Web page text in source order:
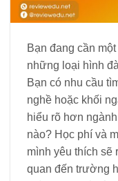
Bạn đang cần
những loại hình
Bạn có nhu cầu
nghề hoặc khối
hiểu rõ hơn
nào? Học phí và
mình yêu thích sẽ
quan đến trường